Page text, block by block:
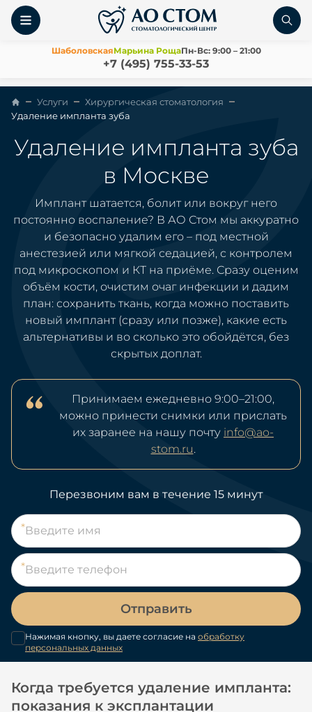
ШаболовскаяМарьина РощаПн-Вс: 9:00 – 21:00
+7 (495) 755-33-53
Услуги
Хирургическая стоматология
Удаление импланта зуба
Удаление импланта зуба
в Москве
Имплант шатается, болит или вокруг него
постоянно воспаление? В АО Стом мы аккуратно
и безопасно удалим его – под местной
анестезией или мягкой седацией, с контролем
под микроскопом и КТ на приёме. Сразу оценим
объём кости, очистим очаг инфекции и дадим
план: сохранить ткань, когда можно поставить
новый имплант (сразу или позже), какие есть
альтернативы и во сколько это обойдётся, без
скрытых доплат.
Принимаем ежедневно 9:00–21:00,
можно принести снимки или прислать
их заранее на нашу почту info@ao-
stom.ru.
Перезвоним вам в течение 15 минут
Отправить
Нажимая кнопку, вы даете согласие на обработку
персональных данных
Когда требуется удаление импланта:
показания к эксплантации